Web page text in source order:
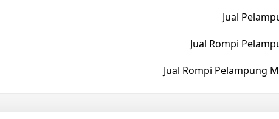
Jual
Jual Rompi
Jual Rompi Pelampung